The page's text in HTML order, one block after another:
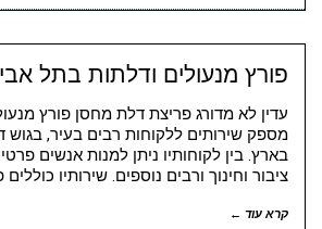
פורץ מנעולים ודלתות בתל
עדין לא מדורג פריצת דלת מחסן פורץ
מספק שירותים ללקוחות רבים בעיר, בגוש
בארץ. בין לקוחותיו ניתן למנות אנשים
ציבור וחינוך ורבים נוספים. שירותיו
קרא עוד ←